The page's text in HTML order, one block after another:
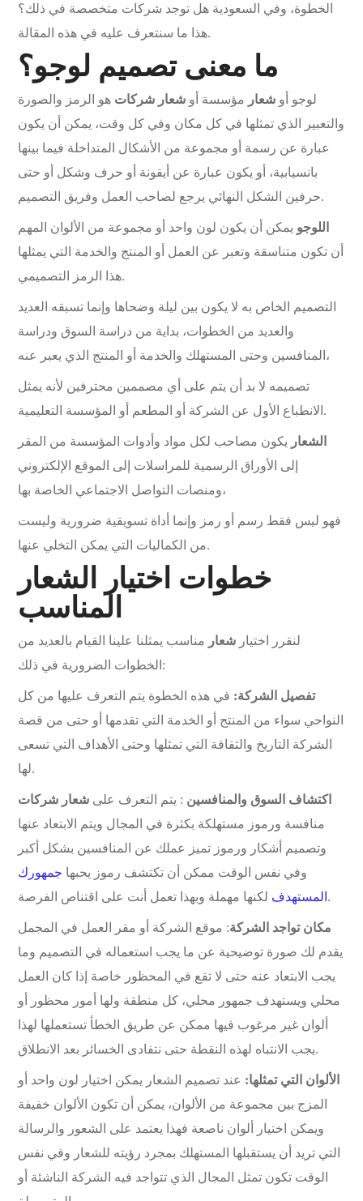
الخطوة، وفي السعودية هل توجد شركات متخصصة في ذلك؟
هذا ما سنتعرف عليه في هذه المقالة.
ما معنى تصميم لوجو؟
لوجو أو شعار مؤسسة أو شعار شركات هو الرمز والصورة
والتعبير الذي تمثلها في كل مكان وفي كل وقت، يمكن أن يكون
عبارة عن رسمة أو مجموعة من الأشكال المتداخلة فيما بينها
بانسيابية، أو يكون عبارة عن أيقونة أو حرف وشكل أو حتى
حرفين الشكل النهائي يرجع لصاحب العمل وفريق التصميم.
اللوجو يمكن أن يكون لون واحد أو مجموعة من الألوان المهم
أن تكون متناسقة وتعبر عن العمل أو المنتج والخدمة التي يمثلها
هذا الرمز التصميمي.
التصميم الخاص به لا يكون بين ليلة وضحاها وإنما تسبقه العديد
والعديد من الخطوات، بداية من دراسة السوق ودراسة
المنافسين وحتى المستهلك والخدمة أو المنتج الذي يعبر عنه،
تصميمه لا بد أن يتم على أي مصممين محترفين لأنه يمثل
الانطباع الأول عن الشركة أو المطعم أو المؤسسة التعليمية.
الشعار يكون مصاحب لكل مواد وأدوات المؤسسة من المقر
إلى الأوراق الرسمية للمراسلات إلى الموقع الإلكتروني
ومنصات التواصل الاجتماعي الخاصة بها،
فهو ليس فقط رسم أو رمز وإنما أداة تسويقية ضرورية وليست
من الكماليات التي يمكن التخلي عنها.
خطوات اختيار الشعار
المناسب
لنقرر اختيار شعار مناسب يمثلنا علينا القيام بالعديد من
الخطوات الضرورية في ذلك:
تفصيل الشركة: في هذه الخطوة يتم التعرف عليها من كل
النواحي سواء من المنتج أو الخدمة التي تقدمها أو حتى من قصة
الشركة التاريخ والثقافة التي تمثلها وحتى الأهداف التي تسعى
لها.
اكتشاف السوق والمنافسين : يتم التعرف على شعار شركات
منافسة ورموز مستهلكة بكثرة في المجال ويتم الابتعاد عنها
وتصميم أشكار ورموز تميز عملك عن المنافسين بشكل أكبر
وفي نفس الوقت ممكن أن تكتشف رموز يحبها جمهورك
المستهدف لكنها مهملة وبهذا تعمل أنت على اقتناص الفرصة.
مكان تواجد الشركة: موقع الشركة أو مقر العمل في المجمل
يقدم لك صورة توضيحية عن ما يجب استعماله في التصميم وما
يجب الابتعاد عنه حتى لا تقع في المحظور خاصة إذا كان العمل
محلي ويستهدف جمهور محلي، كل منطقة ولها أمور محظور أو
ألوان غير مرغوب فيها ممكن عن طريق الخطأ تستعملها لهذا
يجب الانتباه لهذه النقطة حتى نتفادى الخسائر بعد الانطلاق.
الألوان التي تمثلها: عند تصميم الشعار يمكن اختيار لون واحد أو
المزج بين مجموعة من الألوان، يمكن أن تكون الألوان خفيفة
ويمكن اختيار ألوان ناصعة فهذا يعتمد على الشعور والرسالة
التي تريد أن يستقبلها المستهلك بمجرد رؤيته للشعار وفي نفس
الوقت تكون تمثل المجال الذي تتواجد فيه الشركة الناشئة أو